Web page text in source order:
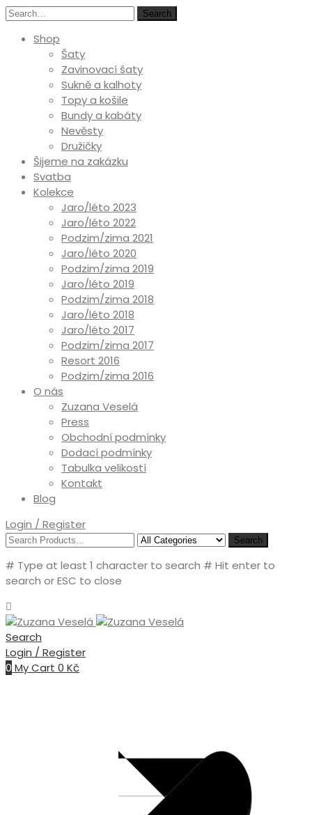
Search
Shop
Šaty
Zavinovací šaty
Sukně a kalhoty
Topy a košile
Bundy a kabáty
Nevěsty
Družičky
Šijeme na zakázku
Svatba
Kolekce
Jaro/léto 2023
Jaro/léto 2022
Podzim/zima 2021
Jaro/léto 2020
Podzim/zima 2019
Jaro/léto 2019
Podzim/zima 2018
Jaro/léto 2018
Jaro/léto 2017
Podzim/zima 2017
Resort 2016
Podzim/zima 2016
O nás
Zuzana Veselá
Press
Obchodní podmínky
Dodací podmínky
Tabulka velikostí
Kontakt
Blog
Login / Register
Search
# Type at least 1 character to search # Hit enter to
search or ESC to close
Search
Login / Register
0 My Cart 0 Kč